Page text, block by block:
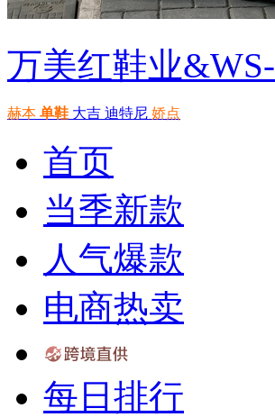
万美红鞋业
赫本 单鞋 大吉 迪特尼 娇点
首页
当季新款
人气爆款
电商热卖
每日排行